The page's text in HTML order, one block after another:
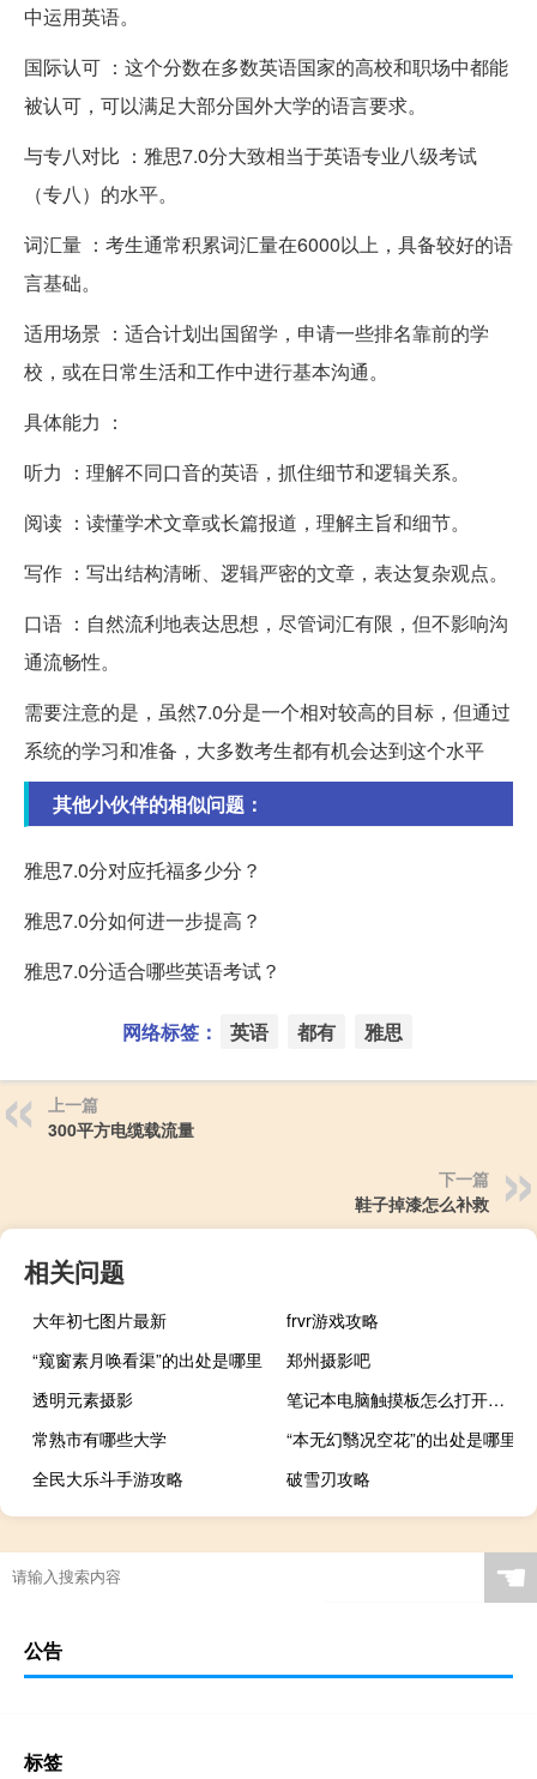
中运用英语。
国际认可 ：这个分数在多数英语国家的高校和职场中都能
被认可，可以满足大部分国外大学的语言要求。
与专八对比 ：雅思7.0分大致相当于英语专业八级考试
（专八）的水平。
词汇量 ：考生通常积累词汇量在6000以上，具备较好的语
言基础。
适用场景 ：适合计划出国留学，申请一些排名靠前的学
校，或在日常生活和工作中进行基本沟通。
具体能力 ：
听力 ：理解不同口音的英语，抓住细节和逻辑关系。
阅读 ：读懂学术文章或长篇报道，理解主旨和细节。
写作 ：写出结构清晰、逻辑严密的文章，表达复杂观点。
口语 ：自然流利地表达思想，尽管词汇有限，但不影响沟
通流畅性。
需要注意的是，虽然7.0分是一个相对较高的目标，但通过
系统的学习和准备，大多数考生都有机会达到这个水平
其他小伙伴的相似问题：
雅思7.0分对应托福多少分？
雅思7.0分如何进一步提高？
雅思7.0分适合哪些英语考试？
网络标签： 英语 都有 雅思
上一篇
300平方电缆载流量
下一篇
鞋子掉漆怎么补救
相关问题
大年初七图片最新
frvr游戏攻略
“窥窗素月唤看渠”的出处是哪里
郑州摄影吧
透明元素摄影
笔记本电脑触摸板怎么打开（笔记本电脑触摸板）
常熟市有哪些大学
“本无幻翳况空花”的出处是哪里
全民大乐斗手游攻略
破雪刃攻略
☚
公告
标签